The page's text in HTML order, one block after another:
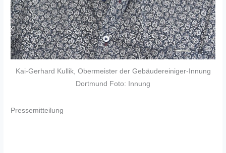
Kai-Gerhard Kullik, Obermeister der Gebäudereiniger-Innung
Dortmund Foto: Innung
Pressemitteilung